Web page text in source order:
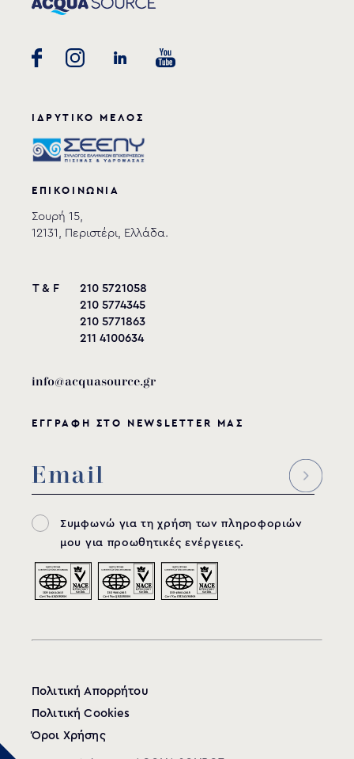
ΙΔΡΥΤΙΚΟ ΜΕΛΟΣ
ΕΠΙΚΟΙΝΩΝΙΑ
Σουρή 15,
12131, Περιστέρι, Ελλάδα.
T & F
210 5721058
210 5774345
210 5771863
211 4100634
info@acquasource.gr
ΕΓΓΡΑΦΗ ΣΤΟ NEWSLETTER ΜΑΣ
Συμφωνώ για τη χρήση των πληροφοριών
μου για προωθητικές ενέργειες.
Πολιτική Απορρήτου
Πολιτική Cookies
Όροι Χρήσης